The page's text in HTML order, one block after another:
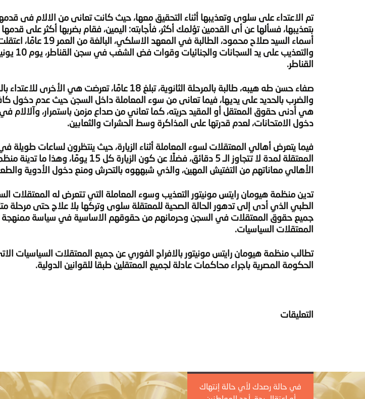
تم الاعتداء على سلوى وتعذيبها أثناء التحقيق معها، حيث كانت تعانى من الالام فى
بتعذيبها، فسألها عن أى القدمين تؤلمك أكثر، فأجابته: اليمين، فقام بضربها أكثر على قدمها
أسماء السيد صلاح محمود،
والتعذيب
القناطر.
صفاء حسن طه هيبه، طالبة بالمرحلة الثانوية، تبلغ 18 عامًا،
والضرب بالحديد على يديها، فيما تعانى من سوء المعاملة داخل السجن حيث عدم دخول
هي أدنى حقوق المعتقل أو المقيد حريته، كما تعاني من صداع مزمن باستمرار، وآلالام
دخول الامتحانات، لعدم قدرتها على المذاكرة وسط الحشرات والثعابين.
فيما يتعرض أهالي المعتقلات لسوء المعاملة أثناء الزيارة، حيث ينتظرون لساعات طويلة
المعتقلة لمدة لا تتجاوز الـ 5 دقائق، فضلًا عن
الأهالي معاناتهم من التفتيش المهين، والذي شبههوه بالتحرش ومنع دخول الأدوية
تدين منظمة هيومان رايتس مونيتور التعذيب وسوء المعاملة التي تتعرض له المعتقلات
الطبي الذي أدى إلى تدهور الحالة الصحية للمعتقلة سلوى وتركها بلا علاج حتى مرحلة
جميع حقوق المعتقلات في السجن وحرمانهم من حقوقهم الاساسية في سياسة ممنهجة
المعتقلات السياسيات.
تطالب منظمة هيومان رايتس مونيتور بالافراج الفوري عن جميع المعتقلات السياسيات
الحكومة المصرية باجراء محاكمات عادلة لجميع المعتقلين طبقا للقوانين الدولية.
التعليقات
في حالة رصدك لأي حالة إنتهاك